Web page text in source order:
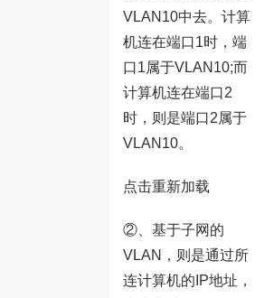
VLAN10中去。计算
机连在端口1时，端
口1属于VLAN10;而
计算机连在端口2
时，则是端口2属于
VLAN10。
点击重新加载
②、基于子网的
VLAN，则是通过所
连计算机的IP地址，